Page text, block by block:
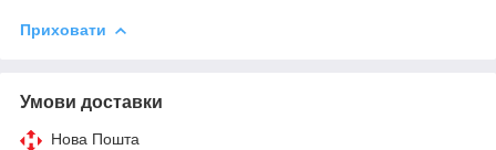
Приховати
Умови доставки
Нова Пошта